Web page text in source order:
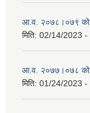
आ.व. २०७८।०७९ को
मिति: 02/14/2023 -
आ.व. २०७७।०७८ को
मिति: 01/24/2023 -